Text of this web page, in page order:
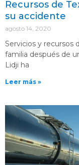
Recursos de
su accidente
agosto 14, 2020
Servicios y recursos
familia después de
Lidji ha
Leer más »